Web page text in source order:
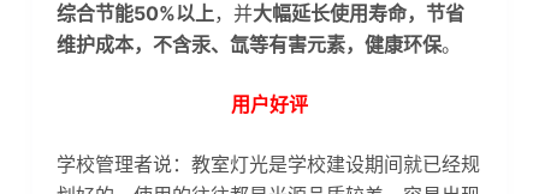
综合节能50%以上，并大幅延长使用寿命，节省
维护成本，不含汞、氙等有害元素，健康环保。
用户好评
学校管理者说：教室灯光是学校建设期间就已经规